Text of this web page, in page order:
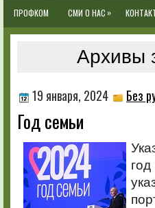
ПРОФКОМ СМИ О НАС »
Архивы
19 января, 2024 Без
Год семьи